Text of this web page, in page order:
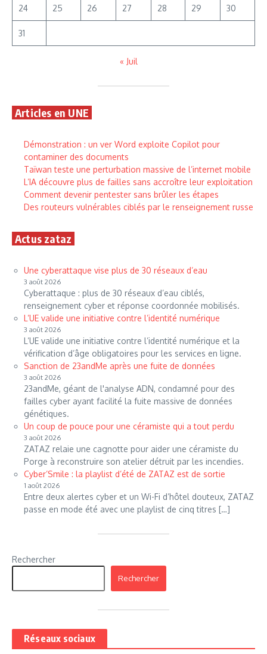
24 25 26 27 28 29 30
31
« Juil
Articles en UNE
Démonstration : un ver Word exploite Copilot pour
contaminer des documents
Taïwan teste une perturbation massive de l’internet mobile
L’IA découvre plus de failles sans accroître leur exploitation
Comment devenir pentester sans brûler les étapes
Des routeurs vulnérables ciblés par le renseignement russe
Actus zataz
Une cyberattaque vise plus de 30 réseaux d’eau
3 août 2026
Cyberattaque : plus de 30 réseaux d’eau ciblés,
renseignement cyber et réponse coordonnée mobilisés.
L’UE valide une initiative contre l’identité numérique
3 août 2026
L’UE valide une initiative contre l’identité numérique et la
vérification d’âge obligatoires pour les services en ligne.
Sanction de 23andMe après une fuite de données
3 août 2026
23andMe, géant de l'analyse ADN, condamné pour des
failles cyber ayant facilité la fuite massive de données
génétiques.
Un coup de pouce pour une céramiste qui a tout perdu
3 août 2026
ZATAZ relaie une cagnotte pour aider une céramiste du
Porge à reconstruire son atelier détruit par les incendies.
Cyber’Smile : la playlist d’été de ZATAZ est de sortie
1 août 2026
Entre deux alertes cyber et un Wi-Fi d’hôtel douteux, ZATAZ
passe en mode été avec une playlist de cinq titres […]
Rechercher
Rechercher
Réseaux sociaux